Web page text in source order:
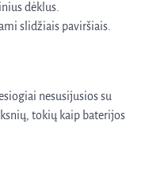
dėklus.
slidžiais paviršiais.
nesusijusios su
tokių kaip baterijos